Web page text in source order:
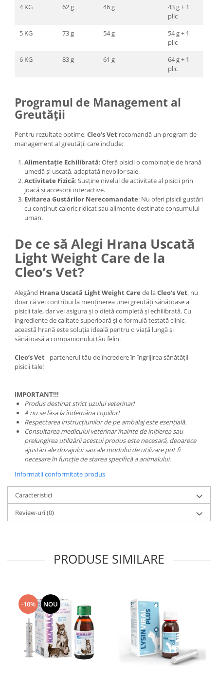
4 KG 62 g 46 g
43 g + 1
plic
5 KG 73 g 54 g
54 g + 1
plic
6 KG 83 g 61 g
64 g + 1
plic
Programul de Management al
Greutății
Pentru rezultate optime,Cleo’s Vet recomandă un program de
management al greutății care include:
Alimentație Echilibrată: Oferă pisicii o combinație de hrană
umedă și uscată, adaptată nevoilor sale.
Activitate Fizică: Susține nivelul de activitate al pisicii prin
joacă și accesorii interactive.
Evitarea Gustărilor Nerecomandate: Nu oferi pisicii gustări
cu conținut caloric ridicat sau alimente destinate consumului
uman.
De ce să Alegi Hrana Uscată
Light Weight Care de la
Cleo’s Vet?
Alegând Hrana Uscată Light Weight Care de laCleo’s Vet, nu
doar că vei contribui la menținerea unei greutăți sănătoase a
pisicii tale, dar vei asigura și o dietă completă și echilibrată. Cu
ingrediente de calitate superioară și o formulă testată clinic,
această hrană este soluția ideală pentru o viață lungă și
sănătoasă a companionului tău felin.
Cleo’s Vet- partenerul tău de încredere în îngrijirea sănătății
pisicii tale!
IMPORTANT!!!
Produs destinat strict uzului veterinar!
A nu se lăsa la îndemâna copiilor!
Respectarea instrucțiunilor de pe ambalaj este esențială.
Consultarea medicului veterinar înainte de inițierea sau
prelungirea utilizării acestui produs este necesară, deoarece
ajustări ale dozajului sau ale modului de utilizare pot fi
necesare în funcție de starea specifică a animalului.
Informatii conformitate produs
Caracteristici
Review-uri(0)
PRODUSE SIMILARE
-10% NOU